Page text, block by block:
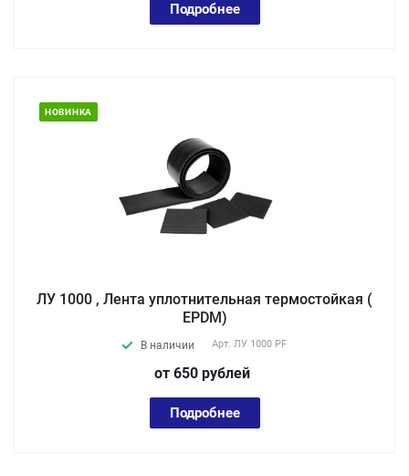
Подробнее
НОВИНКА
ЛУ 1000 , Лента уплотнительная термостойкая (
EPDM)
В наличии Арт. ЛУ 1000 PF
от 650 рублей
Подробнее